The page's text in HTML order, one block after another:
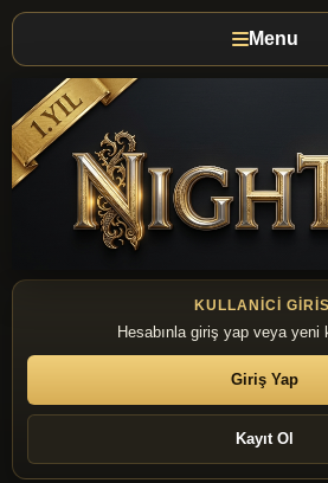
Menu
KULLANICI GIRISI
Hesabınla giriş yap veya yeni
Giriş Yap
Kayıt Ol